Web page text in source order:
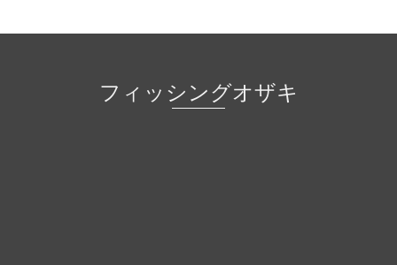
フィッシングオザキ